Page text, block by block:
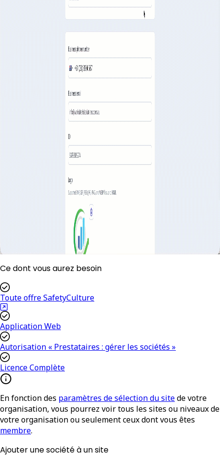
Ce dont vous aurez besoin
Toute offre SafetyCulture
Application Web
Autorisation « Prestataires : gérer les sociétés »
Licence Complète
En fonction des paramètres de sélection du sitede votre
organisation, vous pourrez voir tous les sites ou niveaux de
votre organisation ou seulement ceux dont vous êtes
membre.
Ajouter une société à un site